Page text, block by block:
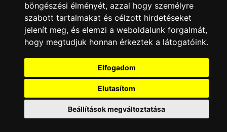
Ha a fenti adatokban hibát talál, azt azittolvasható
módokon jelentheti be.
Adatok legutóbbi ellenőrzésének dátuma:
2008.11.21
KAPCSOLAT|HIRDETÉS
Minden jog fenntartva © 2002 - 2026 Szeki.hu
böngészési élményét, azzal hogy személyre
szabott tartalmakat és célzott hirdetéseket
jelenít meg, és elemzi a weboldalunk forgalmát,
hogy megtudjuk honnan érkeztek a látogatóink.
Elfogadom
Elutasítom
Beállítások megváltoztatása